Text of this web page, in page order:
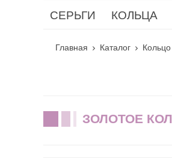
СЕРЬГИ КОЛЬЦА
Главная Каталог
ЗОЛОТОЕ